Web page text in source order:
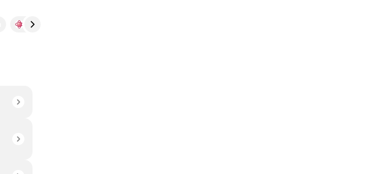
cmrt.ru